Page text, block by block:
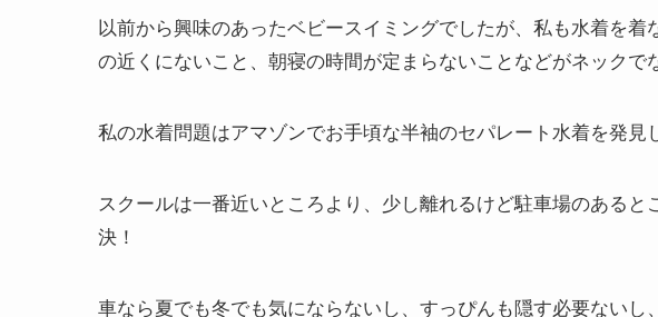
以前から興味のあったベビースイミングでしたが、私も水着を
の近くにないこと、朝寝の時間が定まらないことなどがネックで
私の水着問題はアマゾンでお手頃な半袖のセパレート水着を発見
スクールは一番近いところより、少し離れるけど駐車場のある
決！
車なら夏でも冬でも気にならないし、すっぴんも隠す必要ない